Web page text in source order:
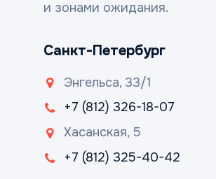
и зонами ожидания.
Санкт-Петербург
Энгельса, 33/1
+7 (812) 326-18-07
Хасанская, 5
+7 (812) 325-40-42